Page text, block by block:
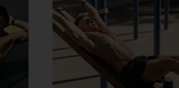
နဲ့
အသက်ကြီးတဲ့အထိ
လန်း ထဖို့ စိတ်ကူး